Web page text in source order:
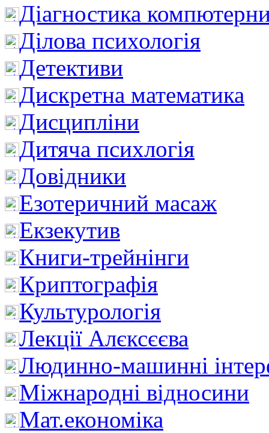
Діагностика
Ділова психологія
Детективи
Дискретна математика
Дисципліни
Дитяча психлогія
Довідники
Езотеричний масаж
Екзекутив
Книги-трейнінги
Криптографія
Культурологія
Лекції Алєксєєва
Людинно-машинні
Міжнародні відносини
Мат.економіка